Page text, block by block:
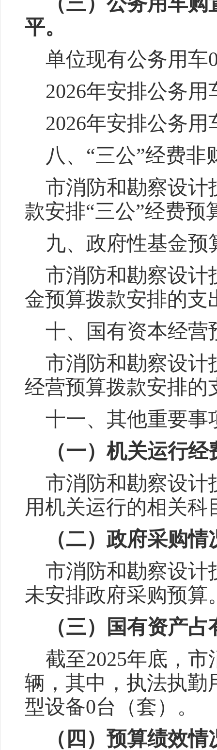
平。
单位现有公务用车
2026年安排公务用
2026年安排公务用
八、 “三公”经费非
市消防和勘察设计
款安排“三公”经费预
九、政府性基金预
市消防和勘察设计
金预算拨款安排的支
十、国有资本经营
市消防和勘察设计
经营预算拨款安排的
十一、其他重要事
（一）机关运行经
市消防和勘察设计
用机关运行的相关科
（二）政府采购情
市消防和勘察设计
未安排政府采购预算
（三）国有资产占
截至2025年底， 市
辆，其中，执法执勤
型设备0台 （套） 。
（ 四 ）预算绩效情